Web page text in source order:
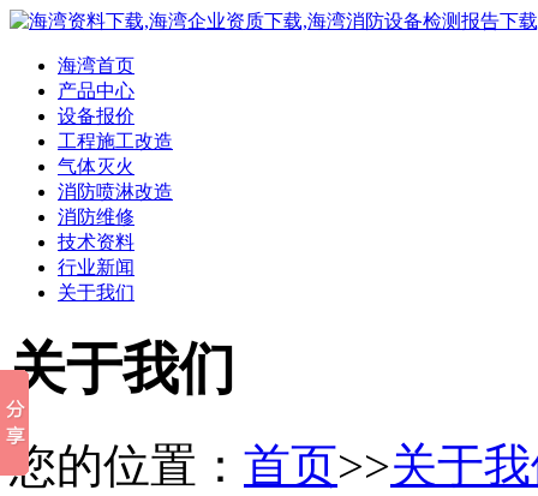
海湾首页
产品中心
设备报价
工程施工改造
气体灭火
消防喷淋改造
消防维修
技术资料
行业新闻
关于我们
关于我们
您的位置： 首页>>关于